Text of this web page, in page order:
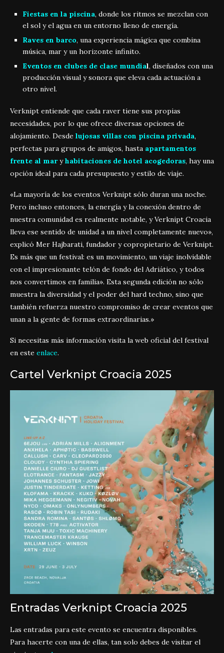
Fiestas en la piscina, donde los ritmos se mezclan con
el sol y el agua en un entorno lleno de energía.
Raves en barco, una experiencia mágica que combina
música, mar y un horizonte infinito.
Eventos en clubes de clase mundial, diseñados con una
producción visual y sonora que eleva cada actuación a
otro nivel.
Verknipt entiende que cada raver tiene sus propias
necesidades, por lo que ofrece diversas opciones de
alojamiento. Desde lujosas villas con piscina privada,
perfectas para grupos de amigos, hasta apartamentos
frente al maryhabitaciones de hotel acogedoras, hay una
opción ideal para cada presupuesto y estilo de viaje.
«La mayoría de los eventos Verknipt sólo duran una noche.
Pero incluso entonces, la energía y la conexión dentro de
nuestra comunidad es realmente notable, y Verknipt Croacia
lleva ese sentido de unidad a un nivel completamente nuevo»,
explicó Mer Hajbarati, fundador y copropietario de Verknipt.
Es más que un festival: es un movimiento, un viaje inolvidable
con el impresionante telón de fondo del Adriático, y todos
nos convertimos en familia». Esta segunda edición no sólo
muestra la diversidad y el poder del hard techno, sino que
también refuerza nuestro compromiso de crear eventos que
unan a la gente de formas extraordinarias.»
Si necesitas más información visita la web oficial del festival
en este enlace.
Cartel Verknipt Croacia 2025
Entradas Verknipt Croacia 2025
Las entradas para este evento se encuentra disponibles.
Para hacerte con una de ellas, tan solo debes de visitar el